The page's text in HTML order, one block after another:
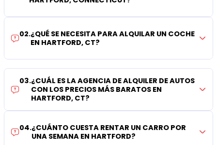
02.¿QUÉ SE NECESITA PARA ALQUILAR UN COCHE
EN HARTFORD, CT?
03.¿CUÁL ES LA AGENCIA DE ALQUILER DE AUTOS
CON LOS PRECIOS MÁS BARATOS EN
HARTFORD, CT?
04.¿CUÁNTO CUESTA RENTAR UN CARRO POR
UNA SEMANA EN HARTFORD?